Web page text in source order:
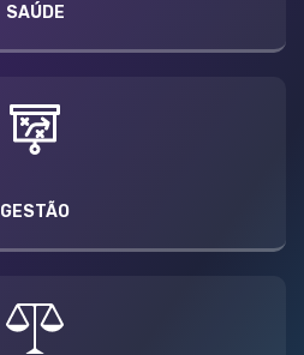
SAÚDE
GESTÃO